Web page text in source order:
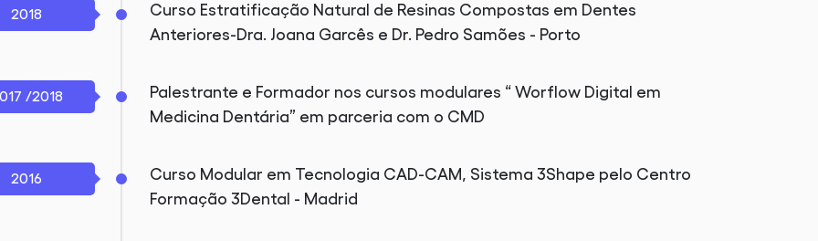
2018
Curso Estratificação Natural de Resinas Compostas em Dentes
Anteriores-Dra. Joana Garcês e Dr. Pedro Samões - Porto
/2018
Palestrante e Formador nos cursos modulares “ Worflow Digital em
Medicina Dentária” em parceria com o CMD
2016
Curso Modular em Tecnologia CAD-CAM, Sistema 3Shape pelo Centro
Formação 3Dental - Madrid